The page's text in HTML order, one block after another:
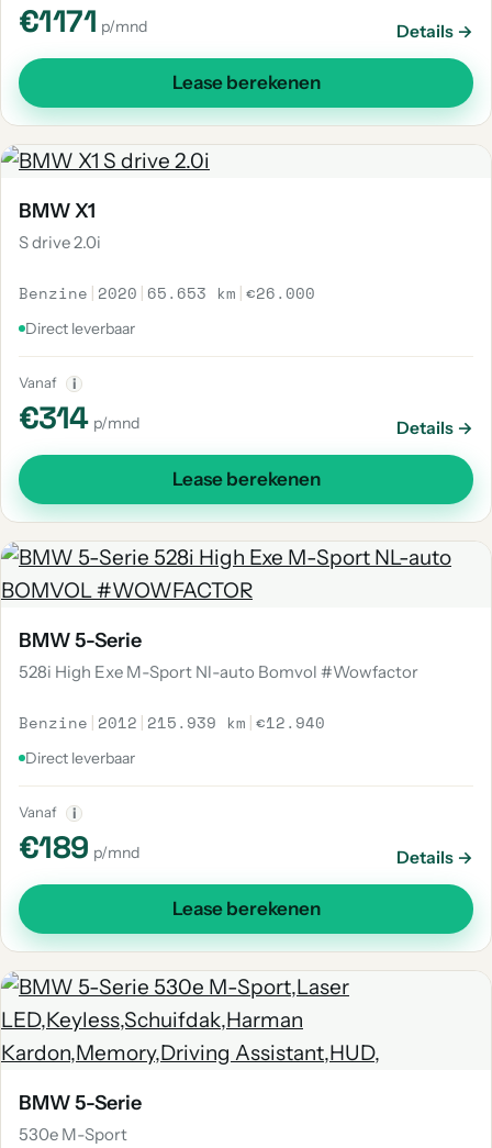
€1171 p/mnd Details →
Lease berekenen
BMW X1
S drive 2.0i
Benzine | 2020 | 65.653 km |€26.000
Direct leverbaar
Vanaf i
€314 p/mnd Details →
Lease berekenen
BMW 5-Serie
528i High Exe M-Sport Nl-auto Bomvol #Wowfactor
Benzine | 2012 | 215.939 km |€12.940
Direct leverbaar
Vanaf i
€189 p/mnd Details →
Lease berekenen
BMW 5-Serie
530e M-Sport